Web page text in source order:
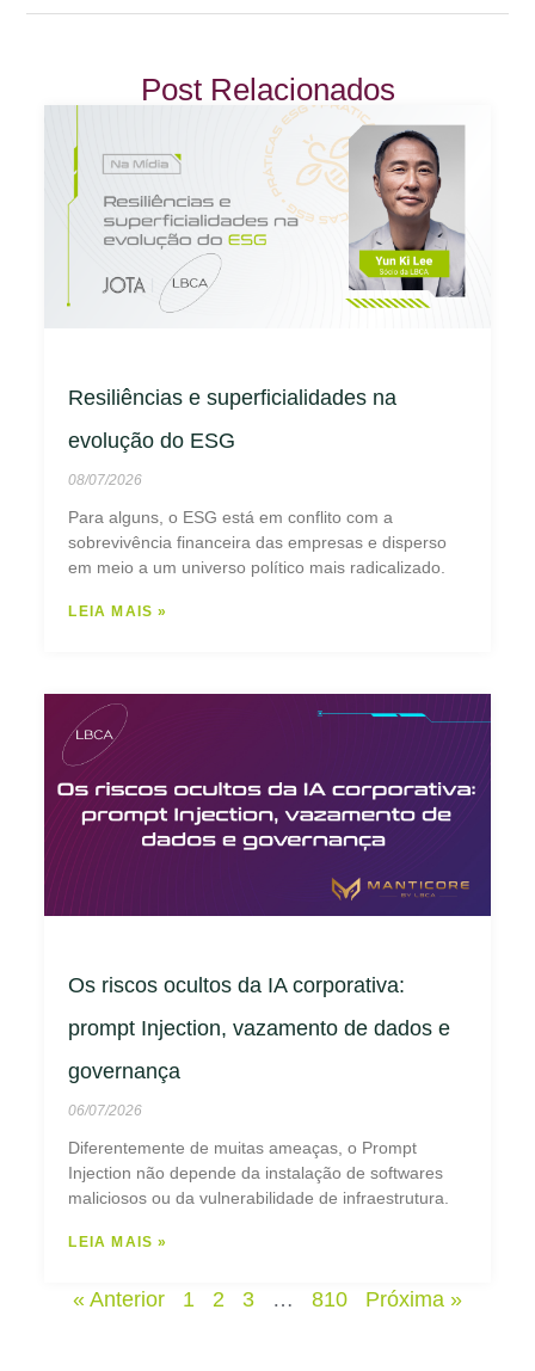
Post Relacionados
Resiliências e superficialidades na
evolução do ESG
08/07/2026
Para alguns, o ESG está em conflito com a
sobrevivência financeira das empresas e disperso
em meio a um universo político mais radicalizado.
LEIA MAIS »
Os riscos ocultos da IA corporativa:
prompt Injection, vazamento de dados e
governança
06/07/2026
Diferentemente de muitas ameaças, o Prompt
Injection não depende da instalação de softwares
maliciosos ou da vulnerabilidade de infraestrutura.
LEIA MAIS »
« Anterior 1 2 3 … 810 Próxima »